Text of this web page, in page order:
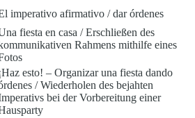
imperativo afirmativo / dar órdenes
fiesta en casa /Erschließen des
Rahmens mithilfe eines
esto! – Organizar una fiesta dando
/Wiederholen des bejahten
bei der Vorbereitung einer